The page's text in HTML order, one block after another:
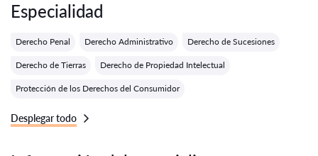
Especialidad
Derecho Penal Derecho Administrativo Derecho de Sucesiones
Derecho de Tierras Derecho de Propiedad Intelectual
Protección de los Derechos del Consumidor
Desplegar todo